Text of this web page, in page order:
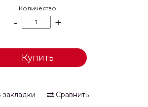
Количество
- +
Купить
Сравнить